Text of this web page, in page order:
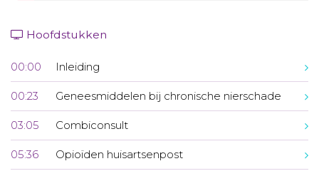
Hoofdstukken
00:00 Inleiding
00:23 Geneesmiddelen bij chronische nierschade
03:05 Combiconsult
05:36 Opioïden huisartsenpost